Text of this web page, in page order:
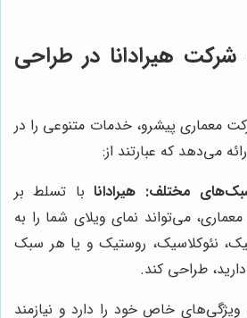
شرکت هیرادانا در طراحی
معماری پیشرو، خدمات متنوعی را در
می‌دهد که عبارتند از:
مختلف: هیرادانابا تسلط بر
می‌تواند نمای ویلای شما را به
نئوکلاسیک، روستیک و یا هر سبک
طراحی کند.
خاص خود را دارد و نیازمند